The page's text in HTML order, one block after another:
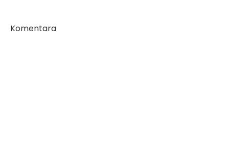
Komentara